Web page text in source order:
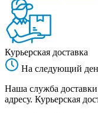
Курьерская доставка
На следующий
Наша служба доставки
адресу. Курьерская